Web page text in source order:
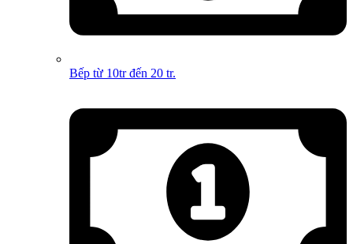
Bếp từ 10tr đến 20 tr.